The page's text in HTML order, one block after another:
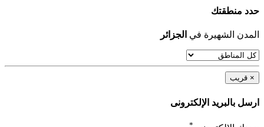
حدد منطقتك
المدن الشهيرة في الجزائر
× قريب
ارسل بالبريد الإلكترونى
*